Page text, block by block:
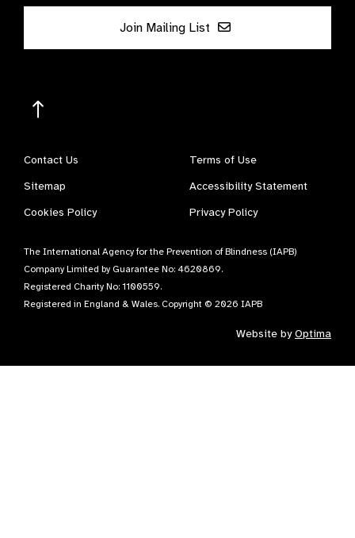
Join Mailing List
Contact Us
Terms of Use
Sitemap
Accessibility Statement
Cookies Policy
Privacy Policy
The International Agency for the Prevention of Blindness (IAPB)
Company Limited by Guarantee No: 4620869.
Registered Charity No: 1100559.
Registered in England & Wales. Copyright © 2026 IAPB
Website byOptima